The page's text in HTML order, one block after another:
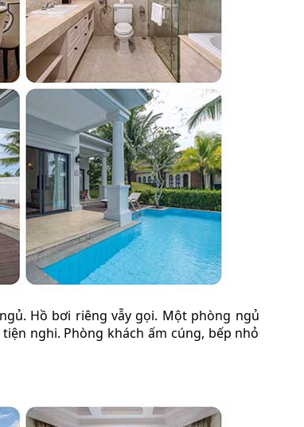
Hồ bơi riêng vẫy gọi. Một phòng ngủ
nghi. Phòng khách ấm cúng, bếp nhỏ